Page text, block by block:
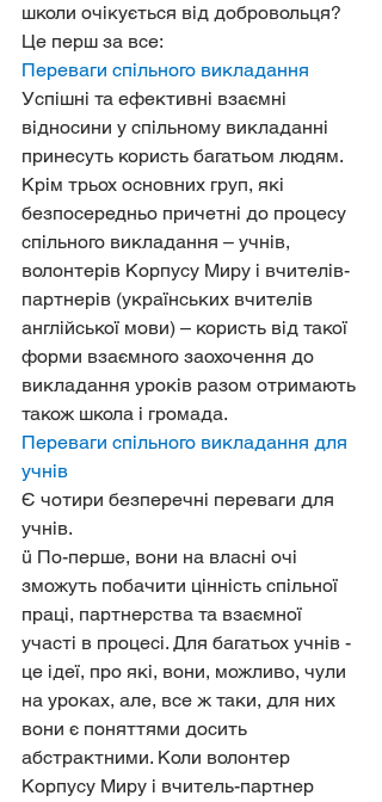
школи очікується від добровольця?
Це перш за все:
Переваги спільного викладання
Успішні та ефективні взаємні
відносини у спільному викладанні
принесуть користь багатьом людям.
Крім трьох основних груп, які
безпосередньо причетні до процесу
спільного викладання – учнів,
волонтерів Корпусу Миру і вчителів-
партнерів (українських вчителів
англійської мови) – користь від такої
форми взаємного заохочення до
викладання уроків разом отримають
також школа і громада.
Переваги спільного викладання для
учнів
Є чотири безперечні переваги для
учнів.
ü По-перше, вони на власні очі
зможуть побачити цінність спільної
праці, партнерства та взаємної
участі в процесі. Для багатьох учнів -
це ідеї, про які, вони, можливо, чули
на уроках, але, все ж таки, для них
вони є поняттями досить
абстрактними. Коли волонтер
Корпусу Миру і вчитель-партнер